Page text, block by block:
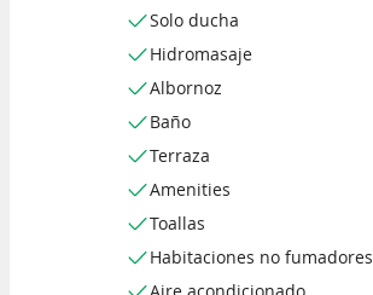
Solo ducha
Hidromasaje
Albornoz
Baño
Terraza
Amenities
Toallas
Habitaciones no fumadores